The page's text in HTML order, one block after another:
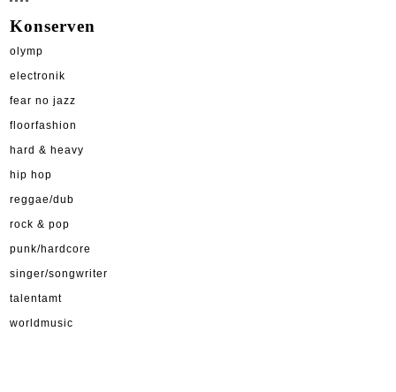
Konserven
olymp
electronik
fear no jazz
floorfashion
hard & heavy
hip hop
reggae/dub
rock & pop
punk/hardcore
singer/songwriter
talentamt
worldmusic